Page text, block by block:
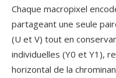
Chaque macropixel
partageant une seule
(U et V) tout en
individuelles (Y0 et Y1),
horizontal de la